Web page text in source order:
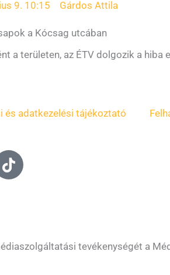
9. 10:15 Gárdos Attila
a Kócsag utcában
a területen, az ÉTV dolgozik a hiba
és adatkezelési tájékoztató
T
i
tevékenységét a